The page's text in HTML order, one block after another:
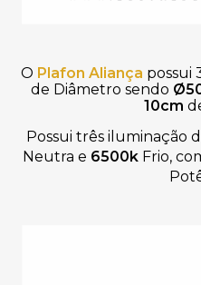
O Plafon Aliança possui
de Diâmetro sendo
10cm
Possui três iluminação
Neutra e 6500k Frio,